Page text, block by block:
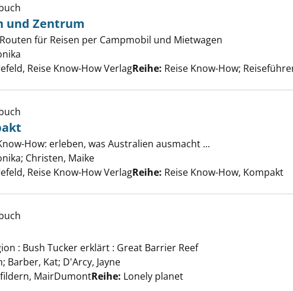
Osten und Zentrum anzeigen
und Zentrum
für Reisen per Campmobil und Mietwagen
Reise Know-How VerlagReihe: Reise Know-How;
kompakt anzeigen
How: erleben, was Australien ausmacht ...
; Christen, Maike
Reise Know-How VerlagReihe: Reise Know-How, Kompakt
anzeigen
: Bush Tucker erklärt : Great Barrier Reef
; Barber, Kat; D'Arcy, Jayne
MairDumontReihe: Lonely planet